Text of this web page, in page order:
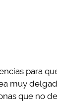
para
muy
que no